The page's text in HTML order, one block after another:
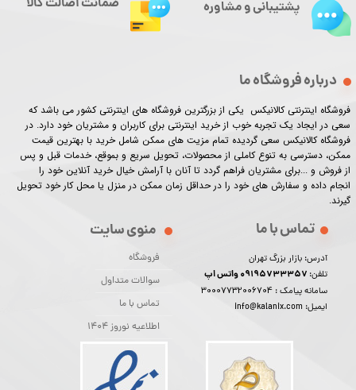
درباره فروشگاه ما
فروشگاه اینترنتی کالانیکس یکی از بزرگترین فروشگاه های اینترنتی کشور می باشد که
سعی در ایجاد یک تجربه خوب از خرید اینترنتی برای کاربران و مشتریان خود دارد. در
فروشگاه کالانیکس سعی گردیده تمام مزیت های ممکن شامل خرید با بهترین قیمت
ممکن، دسترسی به تنوع کاملی از محصولات، تحویل سریع و بموقع، خدمات قبل و پس
از فروش و ...برای مشتریان فراهم گردد تا آنان با آرامش خیال خرید آنلاین خود را
انجام داده و سفارش های خود را در حداقل زمان ممکن در منزل یا محل کار خود تحویل
گیرند.​​​​​​​
منوی سایت
فروشگاه
سوالات متداول
تماس با ما
اطلاعیه نوروز 1404
تماس با ما
آدرس: بازار بزرگ تهران
تلفن:
سامانه پیامک : 30007732006704
ایمیل: info@kalanix.com
پشتیبانی و مشاوره